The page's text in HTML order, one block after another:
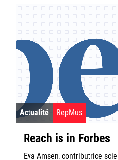
Actualité RepMus
Reach is in Forbes
Eva Amsen, contributrice